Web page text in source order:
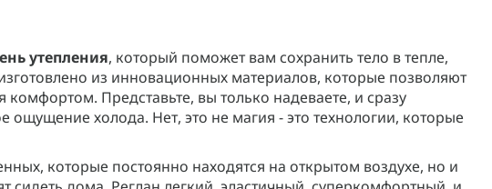
утепления, который поможет вам сохранить тело в тепле,
из инновационных материалов, которые позволяют
комфортом. Представьте, вы только надеваете, и сразу
ощущение холода. Нет, это не магия - это технологии, которые
которые постоянно находятся на открытом воздухе, но и